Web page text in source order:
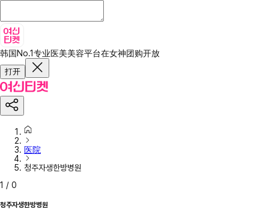
韩国No.1专业医美美容平台在女神团购开放
打开
医院
청주자생한방병원
1 / 0
청주자생한방병원